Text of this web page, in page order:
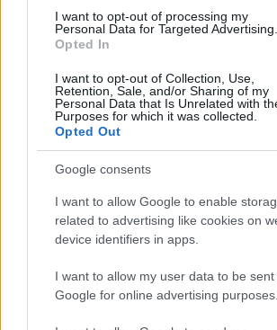
I want to opt-out of processing my
Personal Data for Targeted Advertising.
Opted In
I want to opt-out of Collection, Use,
Retention, Sale, and/or Sharing of my
Personal Data that Is Unrelated with
Purposes for which it was collected.
Opted Out
Google consents
I want to allow Google to enable
related to advertising like cookies on
device identifiers in apps.
I want to allow my user data to be sent
Google for online advertising purposes.
Αν τα χάσατε
Από τη θεωρία στην πράξη:
Πώς το Novibet Backend